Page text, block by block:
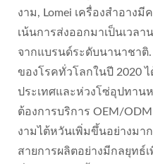
งาม, Lomei เครื่องสำอาง
เน้นการส่งออกมาเป็นเวลา
จากแบรนด์ระดับนานาชาติ
ของโรคทั่วโลกในปี 2020
ประเทศและห่วงโซ่อุปทาน
ต้องการบริการ OEM/
งามไต้หวันเพิ่มขึ้นอย่างมา
สายการผลิตอย่างมีกลยุทธ์